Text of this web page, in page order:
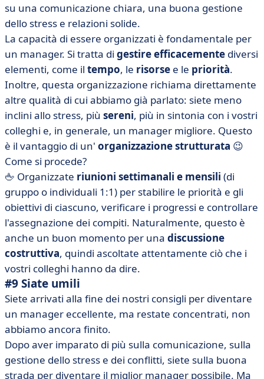
su una comunicazione chiara, una buona gestione
dello stress e relazioni solide.
La capacità di essere organizzati è fondamentale per
un manager. Si tratta di gestire efficacemente diversi
elementi, come il tempo, le risorse e le priorità.
Inoltre, questa organizzazione richiama direttamente
altre qualità di cui abbiamo già parlato: siete meno
inclini allo stress, più sereni, più in sintonia con i vostri
colleghi e, in generale, un manager migliore. Questo
è il vantaggio di un' organizzazionestrutturata 😉
Come si procede?
🖕 Organizzate riunioni settimanali e mensili (di
gruppo o individuali 1:1) per stabilire le priorità e gli
obiettivi di ciascuno, verificare i progressi e controllare
l'assegnazione dei compiti. Naturalmente, questo è
anche un buon momento per una discussione
costruttiva, quindi ascoltate attentamente ciò che i
vostri colleghi hanno da dire.
#9 Siate umili
Siete arrivati alla fine dei nostri consigli per diventare
un manager eccellente, ma restate concentrati, non
abbiamo ancora finito.
Dopo aver imparato di più sulla comunicazione, sulla
gestione dello stress e dei conflitti, siete sulla buona
strada per diventare il miglior manager possibile. Ma